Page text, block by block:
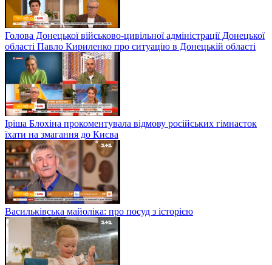
Голова Донецької військово-цивільної адміністрації Донецької
області Павло Кириленко про ситуацію в Донецькій області
Іріша Блохіна прокоментувала відмову російських гімнасток
їхати на змагання до Києва
Васильківська майоліка: про посуд з історією